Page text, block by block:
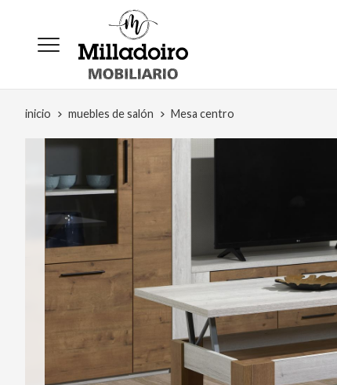
inicio muebles de salón Mesa centro